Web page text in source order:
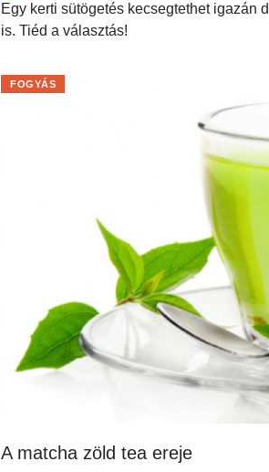
Egy kerti sütögetés kecsegtethet igazán
is. Tiéd a választás!
A matcha zöld tea ereje
FOGYÁS